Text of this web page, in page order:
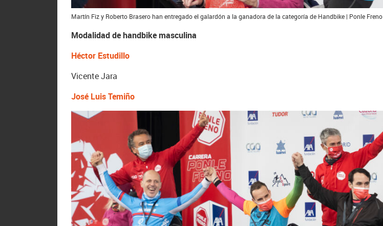
Martín Fiz y Roberto Brasero han entregado el galardón a la ganadora de la categoría de Handbike | Ponle Freno
Modalidad de handbike masculina
Héctor Estudillo
Vicente Jara
José Luis Temiño